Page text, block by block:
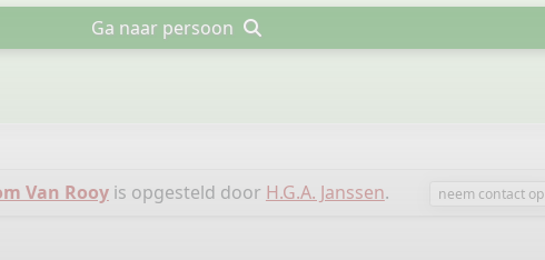
Ga naar persoon
Van Rooyis opgesteld door H.G.A. Janssen. neem contact op